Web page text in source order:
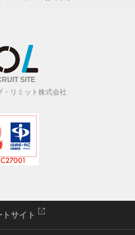
SITE
・リミット株式会社
サイト